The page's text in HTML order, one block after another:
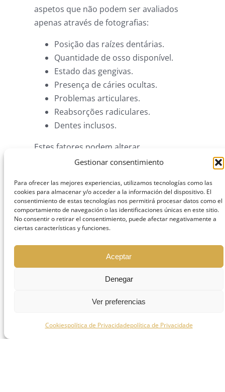
Gestionar consentimiento
Para ofrecer las mejores experiencias, utilizamos tecnologías como las
cookies para almacenar y/o acceder a la información del dispositivo. El
consentimiento de estas tecnologías nos permitirá procesar datos como el
comportamiento de navegación o las identificaciones únicas en este sitio.
No consentir o retirar el consentimiento, puede afectar negativamente a
ciertas características y funciones.
Aceptar
Denegar
Ver preferencias
Cookiespolítica de Privacidadepolítica de Privacidade
aspetos que não podem ser avaliados
apenas através de fotografias:
Posição das raízes dentárias.
Quantidade de osso disponível.
Estado das gengivas.
Presença de cáries ocultas.
Problemas articulares.
Reabsorções radiculares.
Dentes inclusos.
Estes fatores podem alterar
completamente o plano de tratamento.
Ortodontia estética versus
ortodontia funcional
Um dos conceitos mais importantes em
ortodontia é distinguir entre alinhamento
dentário e correção funcional.
Um paciente pode ter os dentes
aparentemente direitos e continuar a
apresentar uma mordida incorreta.